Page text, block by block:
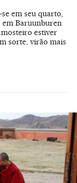
em seu quarto,
em Baruunburen
mosteiro estiver
sorte, virão mais